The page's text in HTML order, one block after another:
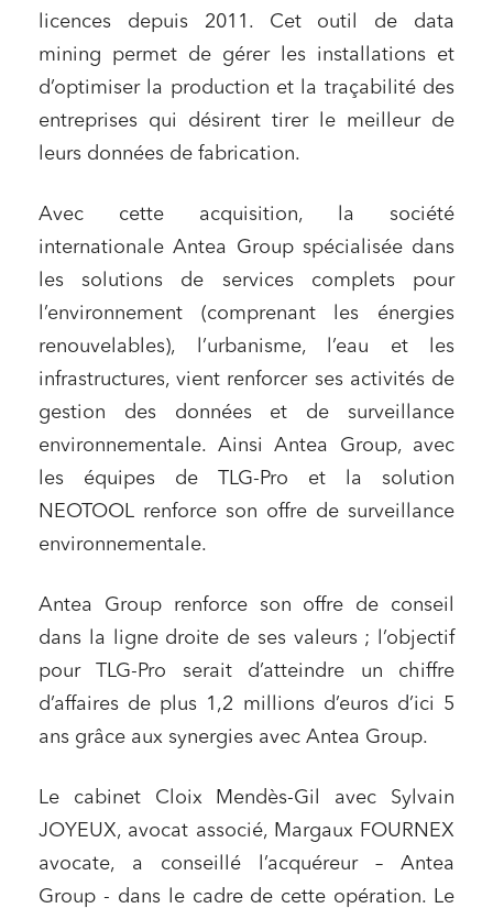
licences depuis 2011. Cet outil de data
mining permet de gérer les installations et
d’optimiser la production et la traçabilité des
entreprises qui désirent tirer le meilleur de
leurs données de fabrication.
Avec cette acquisition, la société
internationale Antea Group spécialisée dans
les solutions de services complets pour
l’environnement (comprenant les énergies
renouvelables), l’urbanisme, l’eau et les
infrastructures, vient renforcer ses activités de
gestion des données et de surveillance
environnementale. Ainsi Antea Group, avec
les équipes de TLG-Pro et la solution
NEOTOOL renforce son offre de surveillance
environnementale.
Antea Group renforce son offre de conseil
dans la ligne droite de ses valeurs ; l’objectif
pour TLG-Pro serait d’atteindre un chiffre
d’affaires de plus 1,2 millions d’euros d’ici 5
ans grâce aux synergies avec Antea Group.
Le cabinet Cloix Mendès-Gil avec Sylvain
JOYEUX, avocat associé, Margaux FOURNEX
avocate, a conseillé l’acquéreur – Antea
Group - dans le cadre de cette opération. Le